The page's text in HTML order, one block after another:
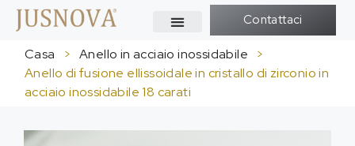
Contattaci
Casa > Anello in acciaio inossidabile
>
Anello di fusione ellissoidale in cristallo di zirconio in
acciaio inossidabile 18 carati